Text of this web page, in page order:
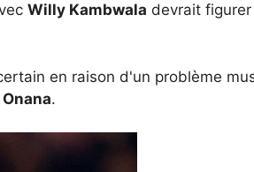
Willy Kambwala devrait
en raison d'un problème
.